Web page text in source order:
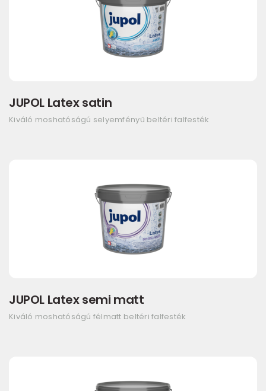
JUPOL Latex satin
Kiváló moshatóságú selyemfényű beltéri falfesték
JUPOL Latex semi matt
Kiváló moshatóságú félmatt beltéri falfesték